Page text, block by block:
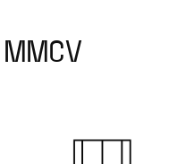
MMCV